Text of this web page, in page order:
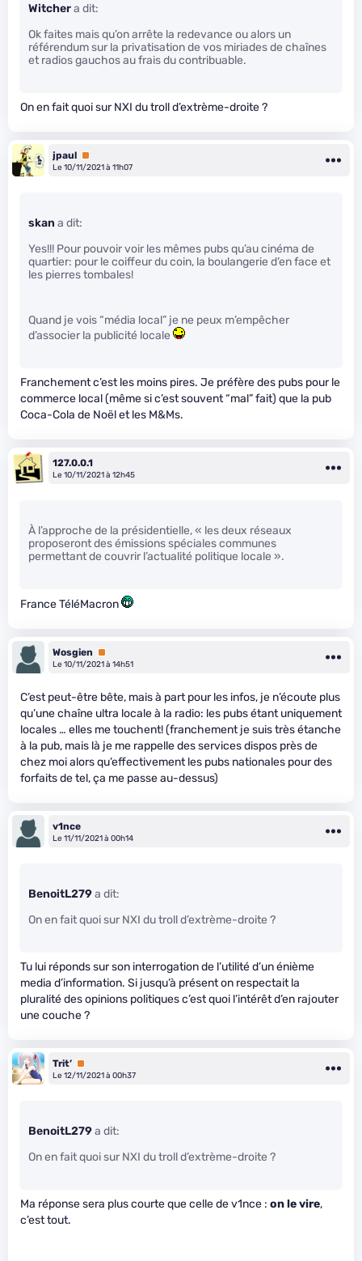
Witchera dit:
Ok faites mais qu’on arrête la redevance ou alors un
référendum sur la privatisation de vos miriades de chaînes
et radios gauchos au frais du contribuable.
On en fait quoi sur NXI du troll d’extrème-droite ?
jpaul Premium
Le 10/11/2021 à 11h07
skan a dit:
Yes!!! Pour pouvoir voir les mêmes pubs qu’au cinéma de
quartier: pour le coiffeur du coin, la boulangerie d’en face et
les pierres tombales!
Quand je vois “média local” je ne peux m’empêcher
d’associer la publicité locale
Franchement c’est les moins pires. Je préfère des pubs pour le
commerce local (même si c’est souvent “mal” fait) que la pub
Coca-Cola de Noël et les M&Ms.
127.0.0.1
Le 10/11/2021 à 12h45
À l’approche de la présidentielle, « les deux réseaux
proposeront des émissions spéciales communes
permettant de couvrir l’actualité politique locale ».
France TéléMacron
Wosgien
Premium
Le 10/11/2021 à 14h51
C’est peut-être bête, mais à part pour les infos, je n’écoute plus
qu’une chaîne ultra locale à la radio: les pubs étant uniquement
locales … elles me touchent! (franchement je suis très étanche
à la pub, mais là je me rappelle des services dispos près de
chez moi alors qu’effectivement les pubs nationales pour des
forfaits de tel, ça me passe au-dessus)
v1nce
Le 11/11/2021 à 00h14
BenoitL279a dit:
On en fait quoi sur NXI du troll d’extrème-droite ?
Tu lui réponds sur son interrogation de l’utilité d’un énième
media d’information. Si jusqu’à présent on respectait la
pluralité des opinions politiques c’est quoi l’intérêt d’en rajouter
une couche ?
Trit’ Premium
Le 12/11/2021 à 00h37
BenoitL279a dit:
On en fait quoi sur NXI du troll d’extrème-droite ?
Ma réponse sera plus courte que celle de v1nce : on le vire,
c’est tout.